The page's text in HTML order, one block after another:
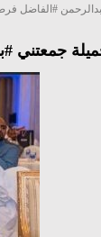
#الفاضل
جمعتني